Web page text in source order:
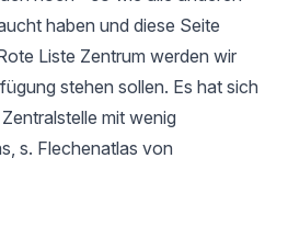
haben und diese Seite
Liste Zentrum werden wir
stehen sollen. Es hat sich
mit wenig
s. Flechenatlas von